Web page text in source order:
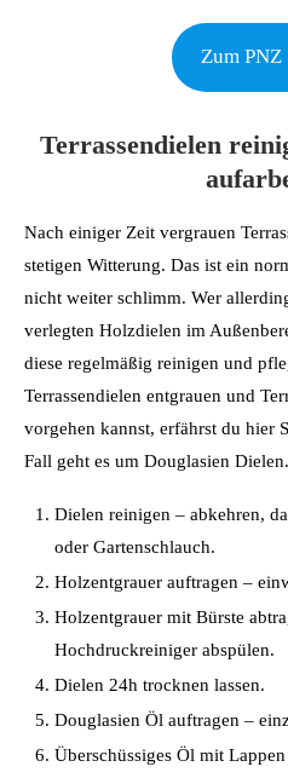
Zum PNZ
Terrassendielen
Nach einiger Zeit vergrauen
stetigen Witterung. Das ist ein
nicht weiter schlimm. Wer
verlegten Holzdielen im
diese regelmäßig reinigen und
Terrassendielen entgrauen und
vorgehen kannst, erfährst du hier
Fall geht es um Douglasien Dielen.
Dielen reinigen – abkehren,
oder Gartenschlauch.
Holzentgrauer auftragen –
Holzentgrauer mit Bürste
Hochdruckreiniger abspülen.
Dielen 24h trocknen lassen.
Douglasien Öl auftragen –
Überschüssiges Öl mit